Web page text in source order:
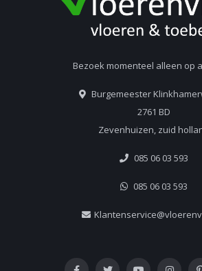
Bezoek momenteel alleen op
Burgemeester
2761 BD
Zevenhuizen, zuid
085 06 03 593
085 06 03 593